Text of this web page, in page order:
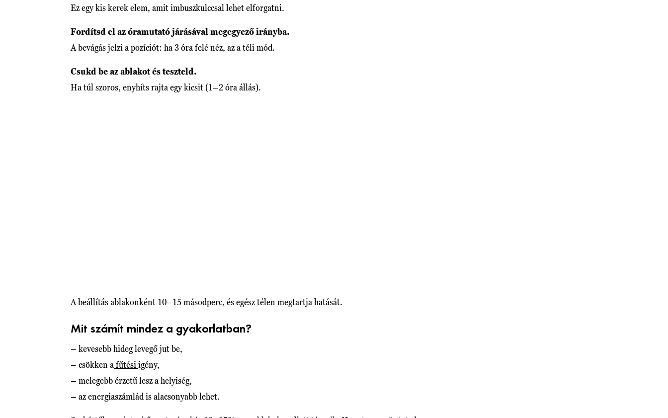
Ez egy kis kerek elem, amit imbuszkulccsal lehet elforgatni.
Fordítsd el az óramutató járásával megegyező irányba.
A bevágás jelzi a pozíciót: ha 3 óra felé néz, az a téli mód.
Csukd be az ablakot és teszteld.
Ha túl szoros, enyhíts rajta egy kicsit (1–2 óra állás).
A beállítás ablakonként 10–15 másodperc, és egész télen megtartja hatását.
Mit számít mindez a gyakorlatban?
– kevesebb hideg levegő jut be,
– csökken a fűtési igény,
– melegebb érzetű lesz a helyiség,
– az energiaszámlád is alacsonyabb lehet.